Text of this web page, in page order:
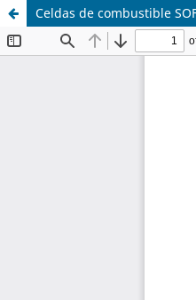
Celdas de combustible